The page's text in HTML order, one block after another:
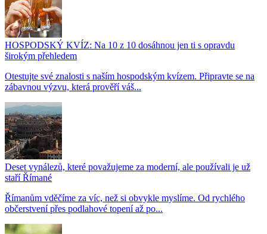
HOSPODSKÝ KVÍZ: Na 10 z 10 dosáhnou jen ti s opravdu
širokým přehledem
Otestujte své znalosti s naším hospodským kvízem. Připravte se na
zábavnou výzvu, která prověří váš...
Deset vynálezů, které považujeme za moderní, ale používali je už
staří Římané
Římanům vděčíme za víc, než si obvykle myslíme. Od rychlého
občerstvení přes podlahové topení až po...